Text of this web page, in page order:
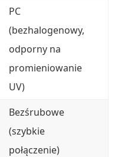
PC
(bezhalogenowy,
odporny na
promieniowanie
UV)
Bezśrubowe
(szybkie
połączenie)